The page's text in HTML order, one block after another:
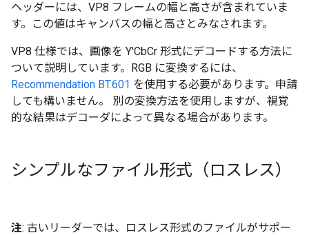
ヘッダーには、VP8 フレームの幅と高さが含まれていま
す。この値はキャンバスの幅と高さとみなされます。
VP8 仕様では、画像を Y'CbCr 形式にデコードする方法に
ついて説明しています。RGB に変換するには、
Recommendation BT.601 を使用する必要があります。申請
しても構いません。 別の変換方法を使用しますが、視覚
的な結果はデコーダによって異なる場合があります。
シンプルなファイル形式（ロスレス）
注: 古いリーダーでは、ロスレス形式のファイルがサポー